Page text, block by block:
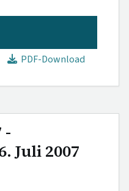
PDF-Download
-
Juli 2007